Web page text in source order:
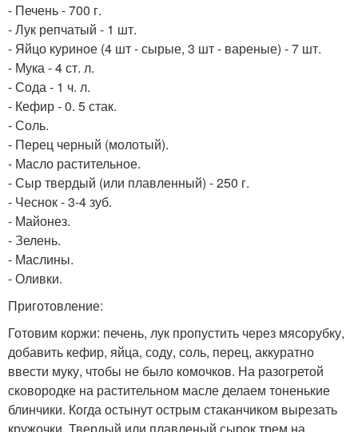
- Печень - 700 г.
- Лук репчатый - 1 шт.
- Яйцо куриное (4 шт - сырые, 3 шт - вареные) - 7 шт.
- Мука - 4 ст. л.
- Сода - 1 ч. л.
- Кефир - 0. 5 стак.
- Соль.
- Перец черный (молотый).
- Масло растительное.
- Сыр твердый (или плавленный) - 250 г.
- Чеснок - 3-4 зуб.
- Майонез.
- Зелень.
- Маслины.
- Оливки.
Приготовление:
Готовим коржи: печень, лук пропустить через мясорубку,
добавить кефир, яйца, соду, соль, перец, аккуратно
ввести муку, чтобы не было комочков. На разогретой
сковородке на растительном масле делаем тоненькие
блинчики. Когда остынут острым стаканчиком вырезать